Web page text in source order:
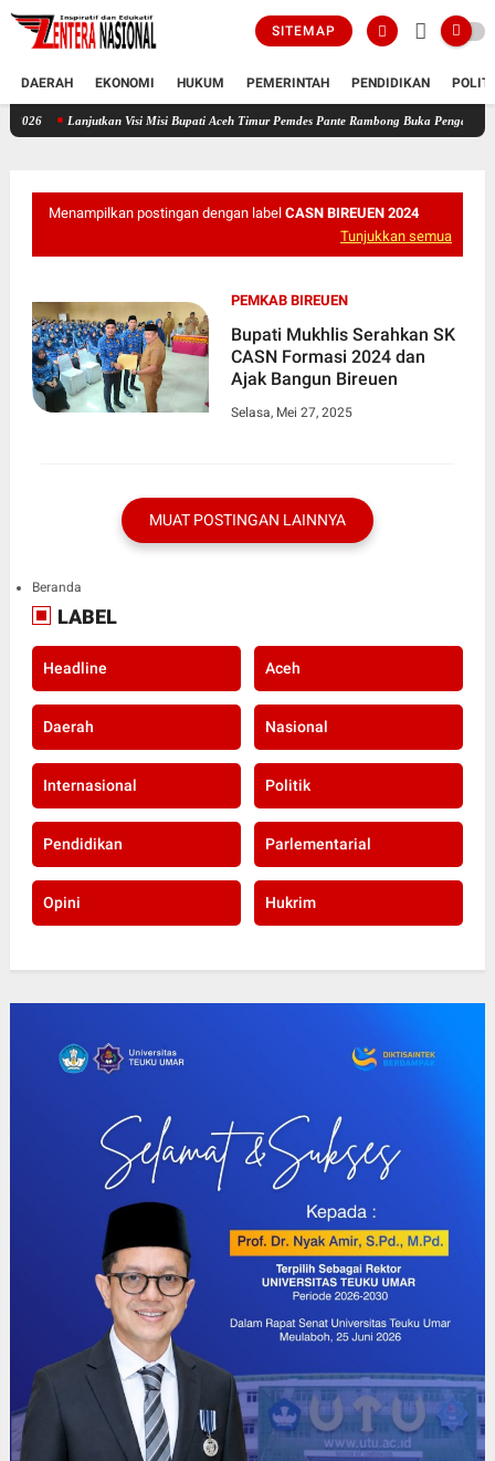
SITEMAP
DAERAH EKONOMI HUKUM PEMERINTAH PENDIDIKAN
Siswa Aceh Timur Juara 1 O2SN Cabang Kid Athletics Tingkat Provinsi 2026
Menampilkan postingan dengan label CASN BIREUEN 2024
Tunjukkan semua
PEMKAB BIREUEN
Bupati Mukhlis Serahkan SK
CASN Formasi 2024 dan
Ajak Bangun Bireuen
Selasa, Mei 27, 2025
MUAT POSTINGAN LAINNYA
Beranda
LABEL
Headline Aceh
Daerah Nasional
Internasional Politik
Pendidikan Parlementarial
Opini Hukrim